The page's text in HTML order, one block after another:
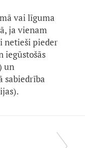
vai līguma
ja vienam
netieši pieder
iegūstošās
un
sabiedrība